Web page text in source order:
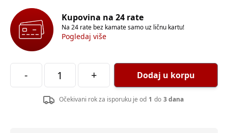
Kupovina na 24 rate
Na 24 rate bez kamate samo uz ličnu kartu!
Pogledaj više
- + Dodaj u korpu
Očekivani rok za isporuku je od 1 do 3 dana